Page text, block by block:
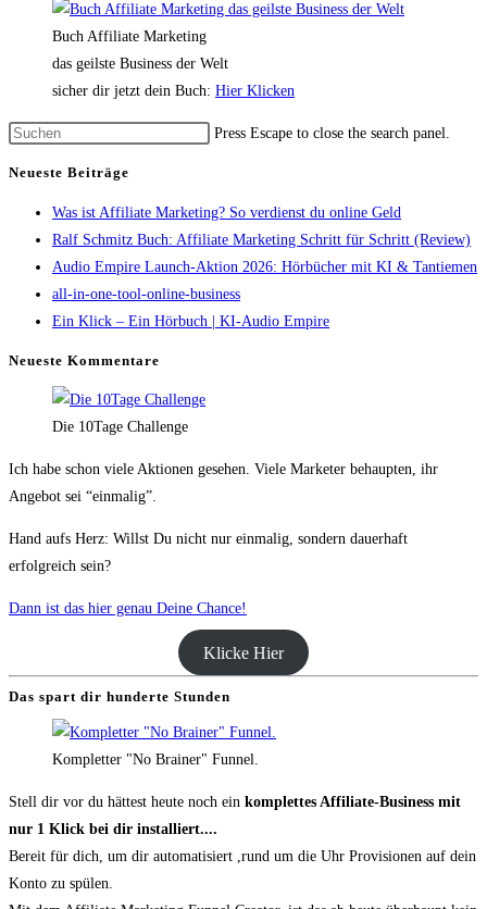
Buch Affiliate Marketing
das geilste Business der Welt
sicher dir jetzt dein Buch: Hier Klicken
Press Escape to close the search panel.
Neueste Beiträge
Was ist Affiliate Marketing? So verdienst du online Geld
Ralf Schmitz Buch: Affiliate Marketing Schritt für Schritt (Review)
Audio Empire Launch-Aktion 2026: Hörbücher mit KI & Tantiemen
all-in-one-tool-online-business
Ein Klick – Ein Hörbuch | KI‑Audio Empire
Neueste Kommentare
Die 10Tage Challenge
Ich habe schon viele Aktionen gesehen. Viele Marketer behaupten, ihr
Angebot sei “einmalig”.
Hand aufs Herz: Willst Du nicht nur einmalig, sondern dauerhaft
erfolgreich sein?
Dann ist das hier genau Deine Chance!
Klicke Hier
Das spart dir hunderte Stunden
Kompletter "No Brainer" Funnel.
Stell dir vor du hättest heute noch ein komplettes Affiliate-Business mit
nur 1 Klick bei dir installiert....
Bereit für dich, um dir automatisiert ,rund um die Uhr Provisionen auf dein
Konto zu spülen.